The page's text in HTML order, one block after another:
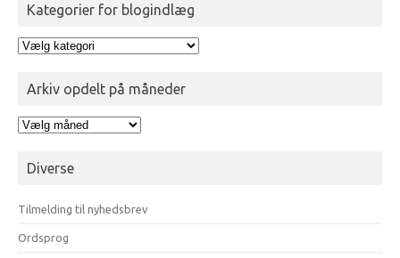
Kategorier for blogindlæg
Kategorier
Arkiv opdelt på måneder
Arkiv
måneder
Diverse
Tilmelding til nyhedsbrev
Ordsprog